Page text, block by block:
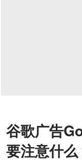
谷歌广告
要注意什么